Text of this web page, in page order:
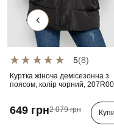
5(8)
Куртка жіноча демісезонна з
поясом, колір чорний,
649 грн2 079 грн